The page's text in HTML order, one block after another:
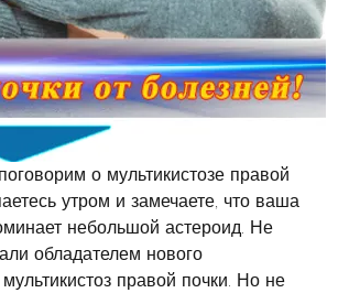
о мультикистозе правой
утром и замечаете, что ваша
небольшой астероид. Не
обладателем нового
правой почки. Но не